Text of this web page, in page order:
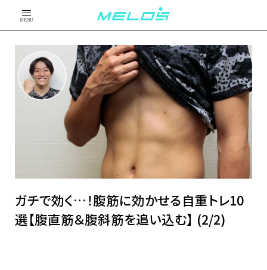
MENU
ガチで効く…！腹筋に効かせる自重トレ10
選【腹直筋＆腹斜筋を追い込む】 (2/2)